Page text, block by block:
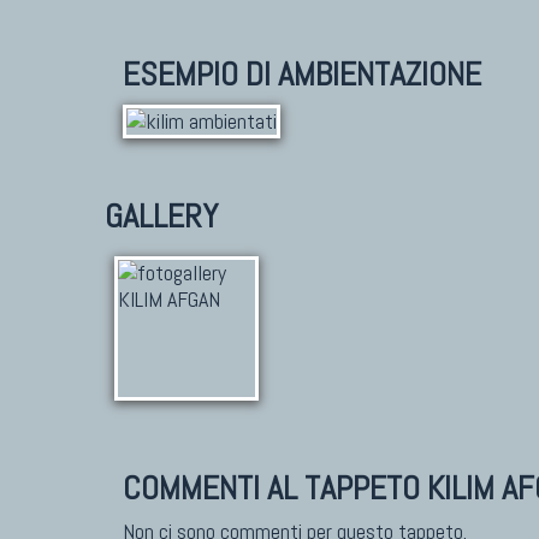
ESEMPIO DI AMBIENTAZIONE
GALLERY
COMMENTI AL TAPPETO KILIM
Non ci sono commenti per questo tappeto.